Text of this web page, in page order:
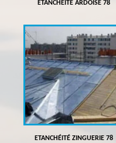
ETANCHÉITÉ ARDOISE 78
ETANCHÉITÉ ZINGUERIE 78